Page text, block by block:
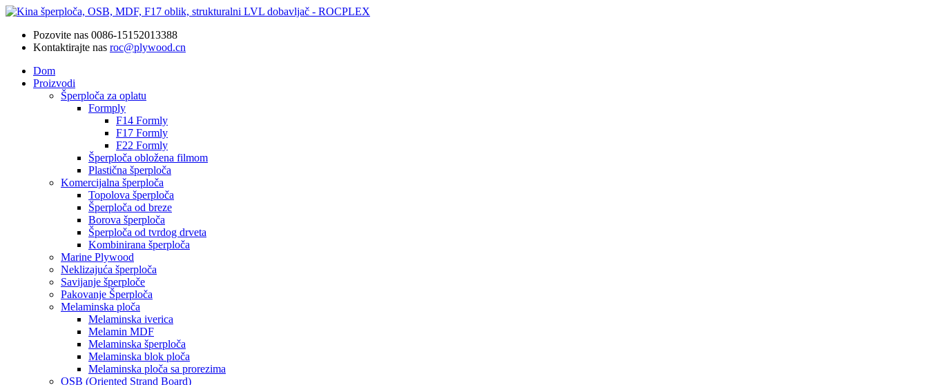
Pozovite nas 0086-15152013388
Kontaktirajte nas roc@plywood.cn
Dom
Proizvodi
Šperploča za oplatu
Formply
F14 Formly
F17 Formly
F22 Formly
Šperploča obložena filmom
Plastična šperploča
Komercijalna šperploča
Topolova šperploča
Šperploča od breze
Borova šperploča
Šperploča od tvrdog drveta
Kombinirana šperploča
Marine Plywood
Neklizajuća šperploča
Savijanje šperploče
Pakovanje Šperploča
Melaminska ploča
Melaminska iverica
Melamin MDF
Melaminska šperploča
Melaminska blok ploča
Melaminska ploča sa prorezima
OSB (Oriented Strand Board)